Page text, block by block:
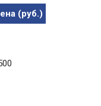
(руб.)